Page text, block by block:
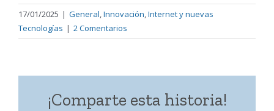
17/01/2025 | General,Innovación,Internet y nuevas
Tecnologías | 2 Comentarios
¡Comparte esta historia!